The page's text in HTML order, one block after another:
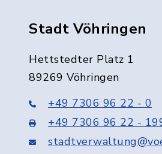
Stadt Vöhringen
Hettstedter Platz 1
89269 Vöhringen
+49 7306 96 22 - 0
+49 7306 96 22 -